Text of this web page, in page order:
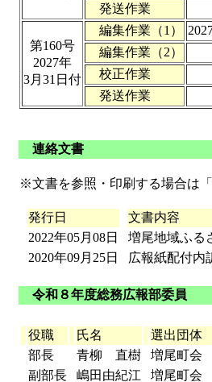
発送作業
第160号
2027年
3月31日付
編集作業（1）
編集作業（2）
校正作業
発送作業
連絡文書
※文書を参照・印刷する場合は
発行日
文書内容
2022年05月08日
増尾地域ふる
2020年09月25日
広報紙配付内
令和８年度総務広報部委員
役職 氏名
選出団体
部長
青柳 直樹
増尾町会
副部長
嶋田由紀江
増尾町会